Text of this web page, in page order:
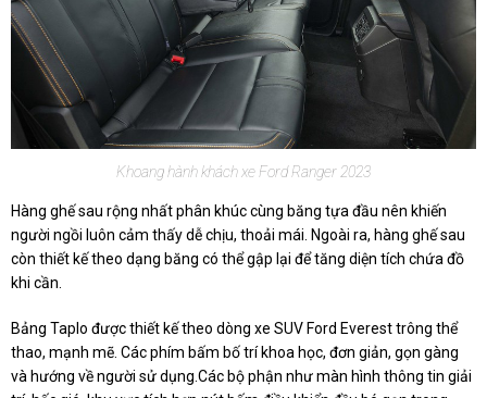
Khoang hành khách xe Ford Ranger 2023
Hàng ghế sau rộng nhất phân khúc cùng băng tựa đầu nên khiến
người ngồi luôn cảm thấy dễ chịu, thoải mái. Ngoài ra, hàng ghế sau
còn thiết kế theo dạng băng có thể gập lại để tăng diện tích chứa đồ
khi cần.
Bảng Taplo được thiết kế theo dòng xe SUV Ford Everest trông thể
thao, mạnh mẽ. Các phím bấm bố trí khoa học, đơn giản, gọn gàng
và hướng về người sử dụng.Các bộ phận như màn hình thông tin giải